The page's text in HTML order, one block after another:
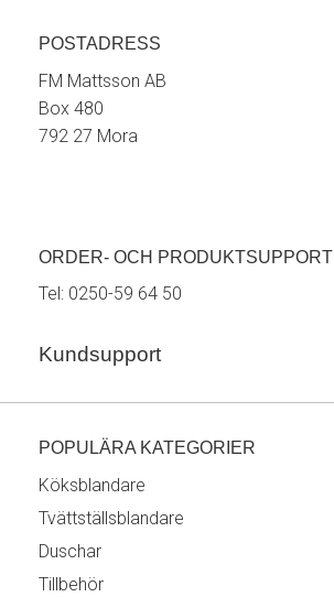
POSTADRESS
FM Mattsson AB
Box 480
792 27 Mora
ORDER- OCH PRODUKTSUPPORT
Tel: 0250-59 64 50
Kundsupport
POPULÄRA KATEGORIER
Köksblandare
Tvättställsblandare
Duschar
Tillbehör